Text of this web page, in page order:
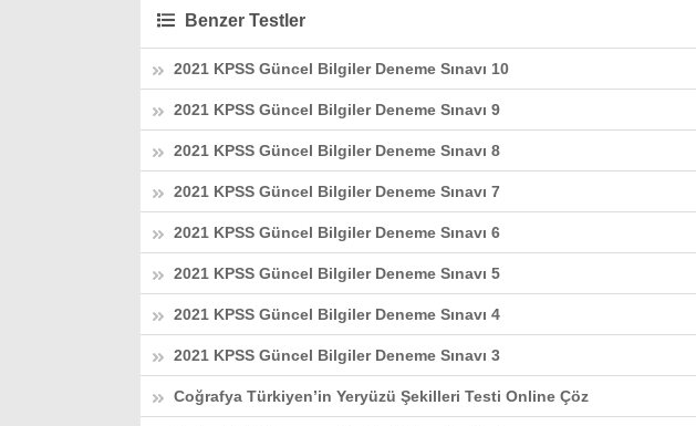
Benzer Testler
2021 KPSS Güncel Bilgiler Deneme Sınavı 10
2021 KPSS Güncel Bilgiler Deneme Sınavı 9
2021 KPSS Güncel Bilgiler Deneme Sınavı 8
2021 KPSS Güncel Bilgiler Deneme Sınavı 7
2021 KPSS Güncel Bilgiler Deneme Sınavı 6
2021 KPSS Güncel Bilgiler Deneme Sınavı 5
2021 KPSS Güncel Bilgiler Deneme Sınavı 4
2021 KPSS Güncel Bilgiler Deneme Sınavı 3
Coğrafya Türkiyen’in Yeryüzü Şekilleri Testi Online Çöz